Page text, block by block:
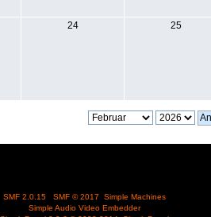
24 25
SMF 2.0.15 SMF © 2017
Simple Machines
Simple Audio Video Embedder